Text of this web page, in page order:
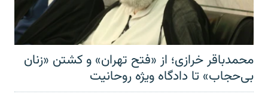
محمدباقر خرازی؛ از «فتح تهران» و کشتن «زنان
بی‌حجاب» تا دادگاه ویژه روحانیت